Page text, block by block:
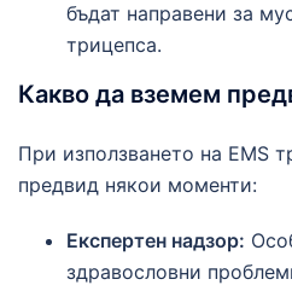
бъдат направени за
трицепса.
Какво да вземем
При използването на EMS
предвид някои моменти:
Експертен надзор:
здравословни